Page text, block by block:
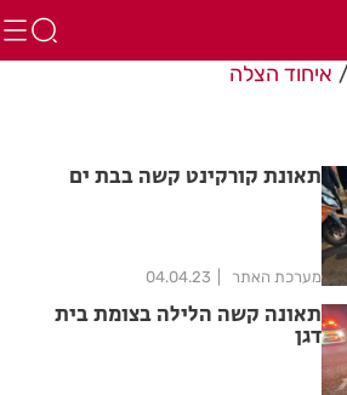
איחוד הצלה
תאונת קורקינט קשה בבת ים
מערכת האתר 04.04.23
תאונה קשה הלילה בצומת בית
דגן